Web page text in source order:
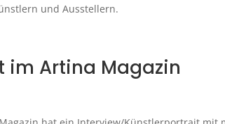
Künstlern und Ausstellern.
im Artina Magazin